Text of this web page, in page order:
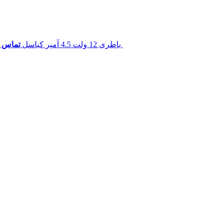
باطری 12 ولت 4.5 آمپر کیاسل تماس